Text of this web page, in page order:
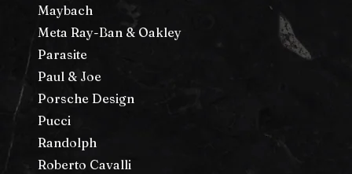
Maybach
Meta Ray-Ban & Oakley
Parasite
Paul & Joe
Porsche Design
Pucci
Randolph
Roberto Cavalli